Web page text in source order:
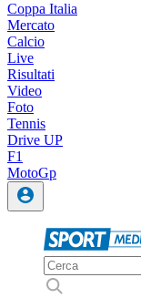
Coppa Italia
Mercato
Calcio
Live
Risultati
Video
Foto
Tennis
Drive UP
F1
MotoGp